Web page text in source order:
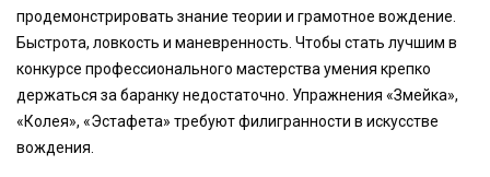
продемонстрировать знание теории и грамотное вождение.
Быстрота, ловкость и маневренность. Чтобы стать лучшим в
конкурсе профессионального мастерства умения крепко
держаться за баранку недостаточно. Упражнения «Змейка»,
«Колея», «Эстафета» требуют филигранности в искусстве
вождения.